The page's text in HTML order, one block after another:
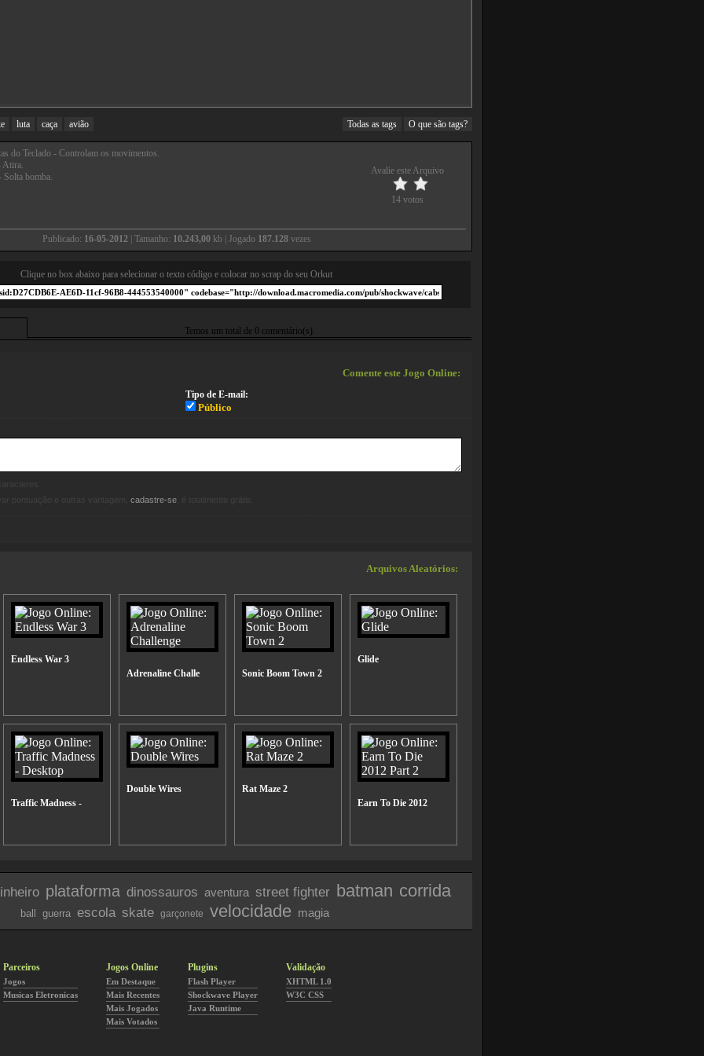
luta caça avião Todas as tags O que são tags?
do Teclado - Controlam os movimentos.
Atira.
Solta bomba.
Avalie este Arquivo
14 votos
Publicado: 16-05-2012| Tamanho: 10.243,00kb | Jogado 187.128vezes
Clique no box abaixo para selecionar o texto código e colocar no scrap do seu Orkut
Temos um total de 0 comentário(s).
Comente este Jogo Online:
Tipo de E-mail:
Público
cadastre-se
Arquivos Aleatórios:
Endless War 3
Adrenaline Challe
Sonic Boom Town 2
Glide
Traffic Madness -
Double Wires
Rat Maze 2
Earn To Die 2012
plataforma dinossauros aventura street fighter batman corrida
ball guerra escola skate garçonete velocidade magia
Parceiros
Jogos
Musicas Eletronicas
Jogos Online
Em Destaque
Mais Recentes
Mais Jogados
Mais Votados
Plugins
Flash Player
Shockwave Player
Java Runtime
Validação
XHTML 1.0
W3C CSS